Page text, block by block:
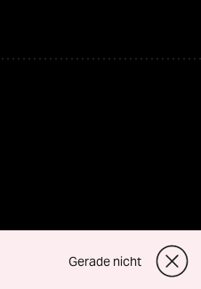
Gerade nicht